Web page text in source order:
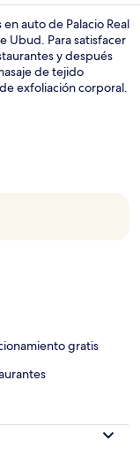
auto de Palacio Real
Ubud. Para satisfacer
y después
de tejido
exfoliación corporal.
baño de vapor. A
gratis